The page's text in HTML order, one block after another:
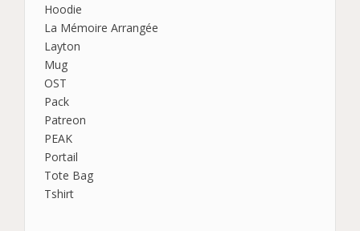
Hoodie
La Mémoire Arrangée
Layton
Mug
OST
Pack
Patreon
PEAK
Portail
Tote Bag
Tshirt